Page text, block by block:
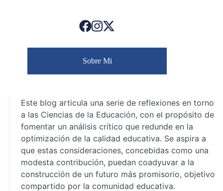
Sobre Mi
Este blog articula una serie de reflexiones en torno
a las Ciencias de la Educación, con el propósito de
fomentar un análisis crítico que redunde en la
optimización de la calidad educativa. Se aspira a
que estas consideraciones, concebidas como una
modesta contribución, puedan coadyuvar a la
construcción de un futuro más promisorio, objetivo
compartido por la comunidad educativa.